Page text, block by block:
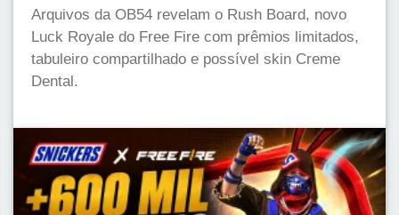
Arquivos da OB54 revelam o Rush Board, novo
Luck Royale do Free Fire com prêmios limitados,
tabuleiro compartilhado e possível skin Creme
Dental.